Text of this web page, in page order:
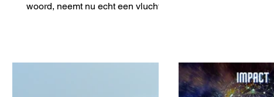
woord, neemt nu echt een vlucht